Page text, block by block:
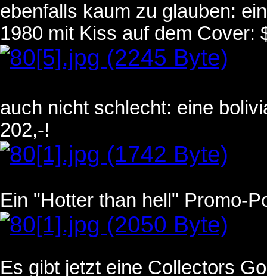
ebenfalls kaum zu glauben:
1980 mit Kiss auf dem Cover:
auch nicht schlecht: eine
202,-!
Ein "Hotter than hell" Promo-
Es gibt jetzt eine Collectors